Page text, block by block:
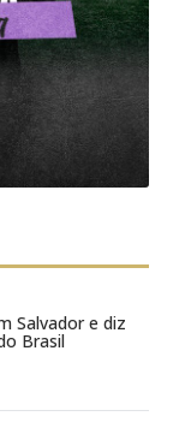
Salvador e diz
Brasil